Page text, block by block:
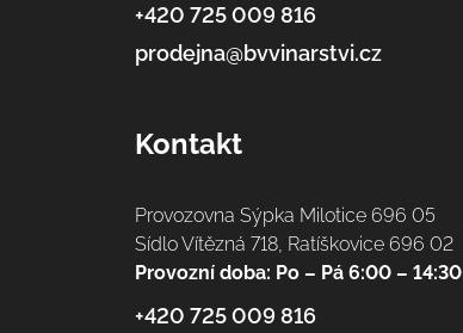
+420 725 009 816
prodejna@bvvinarstvi.cz
Kontakt
Provozovna Sýpka Milotice 696 05
Sídlo Vítězná 718, Ratíškovice 696 02
Provozní doba: Po – Pá 6:00 – 14:30
+420 725 009 816